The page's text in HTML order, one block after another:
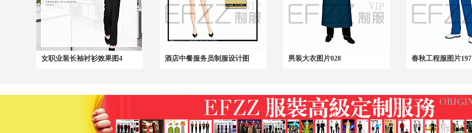
女职业装长袖衬衫效果图4 酒店中餐服务员制服设计图 男装大衣图片028 春秋工程服图片197